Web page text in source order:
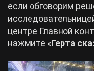
если обговорим
центре Главной
нажмите «Герта